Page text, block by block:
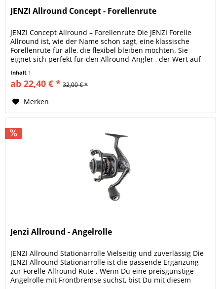
JENZI Allround Concept - Forellenrute
JENZI Concept Allround – Forellenrute Die JENZI Forelle
Allround ist, wie der Name schon sagt, eine klassische
Forellenrute für alle, die flexibel bleiben möchten. Sie
eignet sich perfekt für den Allround-Angler , der Wert auf
Inhalt 1
ab 22,40 € * 32,00 € *
Merken
Jenzi Allround - Angelrolle
JENZI Allround Stationärrolle Vielseitig und zuverlässig Die
JENZI Allround Stationärrolle ist die passende Ergänzung
zur Forelle-Allround Rute . Wenn Du eine preisgünstige
Angelrolle mit Frontbremse suchst, bist Du mit diesem